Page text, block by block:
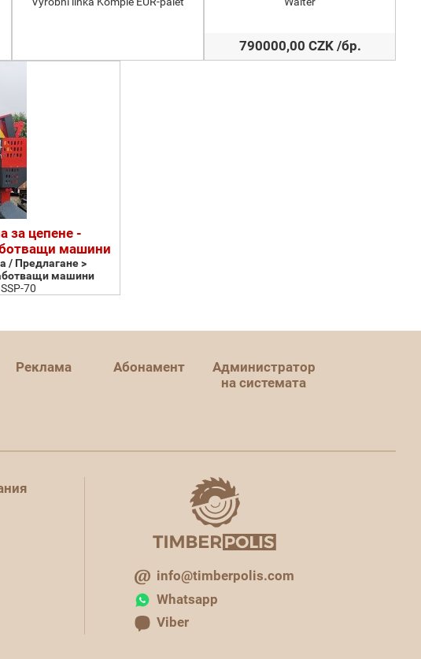
790000,00 CZK /бр.
за цепене -
машини
/ Предлагане >
машини
SSP-70
Реклама Абонамент
Администратор
на системата
info@timberpolis.com
Whatsapp
Viber